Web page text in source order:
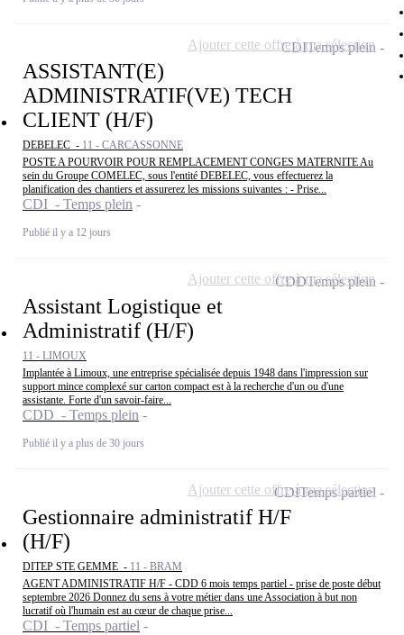
ASSISTANT(E)
ADMINISTRATIF(VE) TECH
CLIENT (H/F)
DEBELEC - 11 - CARCASSONNE
POSTE A POURVOIR POUR REMPLACEMENT CONGES MATERNITE Au
sein du Groupe COMELEC, sous l'entité DEBELEC, vous effectuerez la
planification des chantiers et assurerez les missions suivantes : - Prise...
CDI - Temps plein
Publié il y a 12 jours
CDITemps plein
Ajouter cette offre à ma sélection
Assistant Logistique et
Administratif (H/F)
11 - LIMOUX
Implantée à Limoux, une entreprise spécialisée depuis 1948 dans l'impression sur
support mince complexé sur carton compact est à la recherche d'un ou d'une
assistante. Forte d'un savoir-faire...
CDD - Temps plein
Publié il y a plus de 30 jours
CDDTemps plein
Ajouter cette offre à ma sélection
Gestionnaire administratif H/F
(H/F)
DITEP STE GEMME - 11 - BRAM
AGENT ADMINISTRATIF H/F - CDD 6 mois temps partiel - prise de poste début
septembre 2026 Donnez du sens à votre métier dans une Association à but non
lucratif où l'humain est au cœur de chaque prise...
CDI - Temps partiel
CDITemps partiel
Ajouter cette offre à ma sélection